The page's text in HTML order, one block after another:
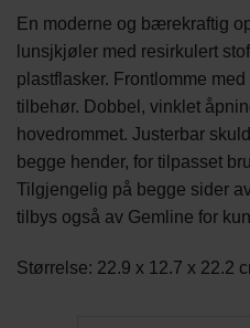
En moderne og bærekraftig
lunsjkjøler med resirkulert
plastflasker. Frontlomme
tilbehør. Dobbel, vinklet
hovedrommet. Justerbar
begge hender, for tilpasset
Tilgjengelig på begge sider
tilbys også av Gemline for
Størrelse: 22.9 x 12.7 x 22.2